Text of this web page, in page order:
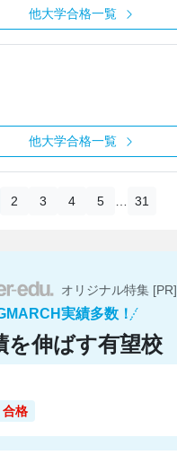
他大学合格一覧
他大学合格一覧
2 3 4 5 31
オリジナル特集 [PR]
実績多数！
を伸ばす有望校
合格